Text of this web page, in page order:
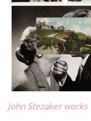
John Stezaker works